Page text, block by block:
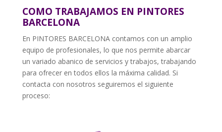
COMO TRABAJAMOS EN PINTORES
BARCELONA
En PINTORES BARCELONA contamos con un amplio
equipo de profesionales, lo que nos permite abarcar
un variado abanico de servicios y trabajos, trabajando
para ofrecer en todos ellos la máxima calidad. Si
contacta con nosotros seguiremos el siguiente
proceso: